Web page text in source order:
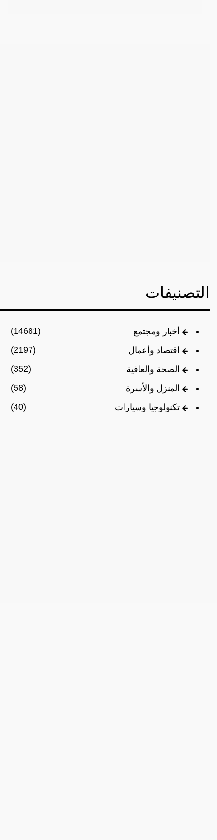
التصنيفات
أخبار ومجتمع
(14681)
اقتصاد وأعمال
(2197)
الصحة والعافية
(352)
المنزل والأسرة
(58)
تكنولوجيا وسيارات
(40)